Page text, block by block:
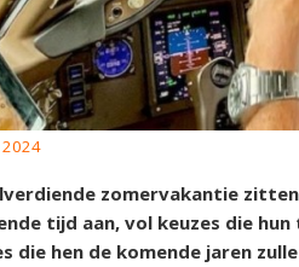
zomervakantie
tijd aan, vol keuzes die
die hen de komende jaren